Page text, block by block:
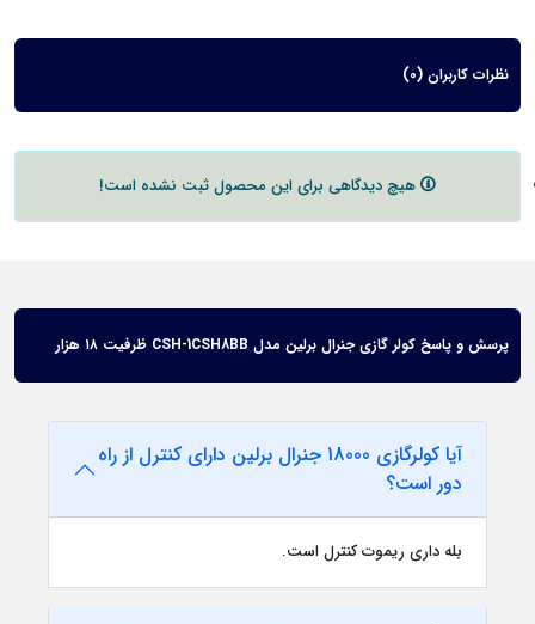
نظرات کاربران (0)
هیچ دیدگاهی برای این محصول ثبت نشده است!
پرسش و پاسخ کولر گازی جنرال برلین مدل CSH-1CSH8BB ظرفیت ۱۸ هزار
آیا کولرگازی 18000 جنرال برلین دارای کنترل از راه
دور است؟
بله داری ریموت کنترل است.